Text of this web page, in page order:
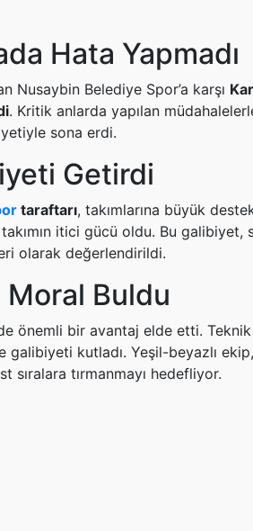
Hata Yapmadı
Nusaybin Belediye Spor’a karşı
. Kritik anlarda yapılan
sona erdi.
Getirdi
taraftarı, takımlarına büyük
itici gücü oldu. Bu galibiyet,
olarak değerlendirildi.
Buldu
önemli bir avantaj elde etti.
kutladı. Yeşil-beyazlı
sıralara tırmanmayı hedefliyor.